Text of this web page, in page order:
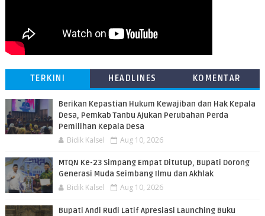
TERKINI HEADLINES KOMENTAR
Berikan Kepastian Hukum Kewajiban dan Hak Kepala
Desa, Pemkab Tanbu Ajukan Perubahan Perda
Pemilihan Kepala Desa
Bidik Kalsel Aug 10, 2026
MTQN Ke-23 Simpang Empat Ditutup, Bupati Dorong
Generasi Muda Seimbang Ilmu dan Akhlak
Bidik Kalsel Aug 10, 2026
Bupati Andi Rudi Latif Apresiasi Launching Buku